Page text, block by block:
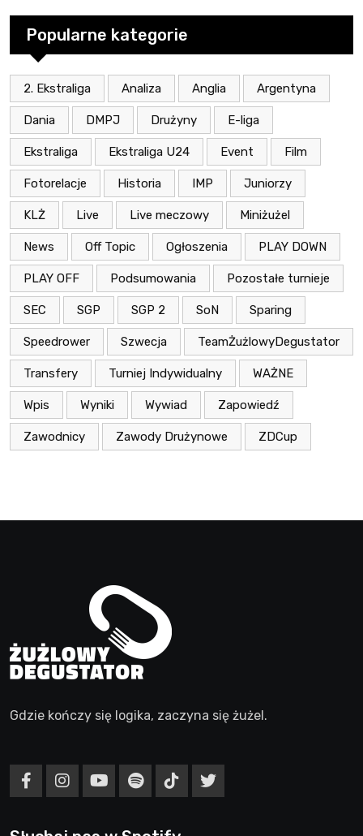
Popularne kategorie
2. Ekstraliga Analiza Anglia Argentyna
Dania DMPJ Drużyny E-liga
Ekstraliga Ekstraliga U24 Event Film
Fotorelacje Historia IMP Juniorzy
KLŻ Live Live meczowy Miniżużel
News Off Topic Ogłoszenia PLAY DOWN
PLAY OFF Podsumowania Pozostałe turnieje
SEC SGP SGP 2 SoN Sparing
Speedrower Szwecja TeamŻużlowyDegustator
Transfery Turniej Indywidualny WAŻNE
Wpis Wyniki Wywiad Zapowiedź
Zawodnicy Zawody Drużynowe ZDCup
Gdzie kończy się logika, zaczyna się żużel.